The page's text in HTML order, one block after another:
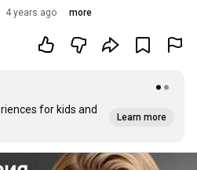
4 years ago more
for kids and
Learn more